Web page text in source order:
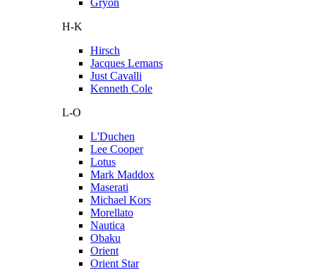
Gryon
H-K
Hirsch
Jacques Lemans
Just Cavalli
Kenneth Cole
L-O
L'Duchen
Lee Cooper
Lotus
Mark Maddox
Maserati
Michael Kors
Morellato
Nautica
Obaku
Orient
Orient Star